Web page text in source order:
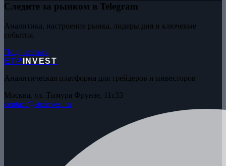
Следите за рынком в Telegram
Аналитика, настроение рынка, лидеры дня и ключевые
события.
Подписаться
ETP
INVEST
Аналитическая платформа для трейдеров и инвесторов
Москва, ул. Тимура Фрунзе, 11с33
contact@etpinvest.ru